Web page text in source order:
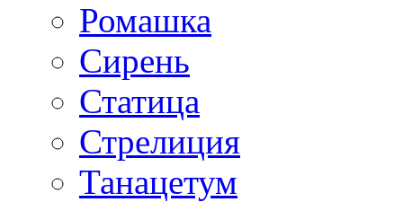
Ромашка
Сирень
Статица
Стрелиция
Танацетум